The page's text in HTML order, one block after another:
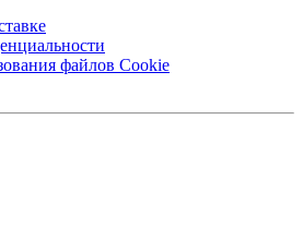
файлов Cookie